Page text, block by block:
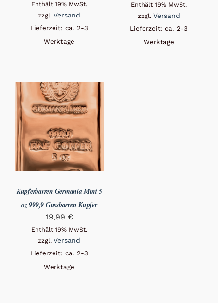
Enthält 19% MwSt.
zzgl.Versand
Lieferzeit: ca. 2-3
Werktage
Enthält 19% MwSt.
zzgl. Versand
Lieferzeit: ca. 2-3
Werktage
Kupferbarren Germania Mint 5
oz 999,9 Gussbarren Kupfer
19,99 €
Enthält 19% MwSt.
zzgl.Versand
Lieferzeit: ca. 2-3
Werktage